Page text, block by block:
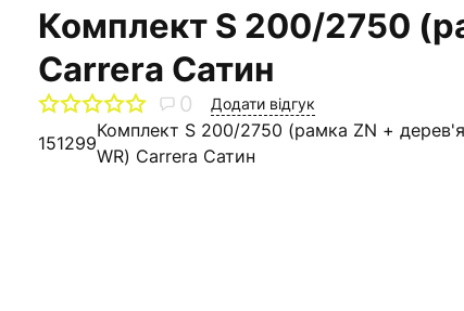
сифони та
арматура
конвектори
Італія)
Комплект S 200/2750
Carrera Сатин
0 Додати відгук
151299
Комплект S 200/2750 (рамка ZN +
WR) Carrera Сатин